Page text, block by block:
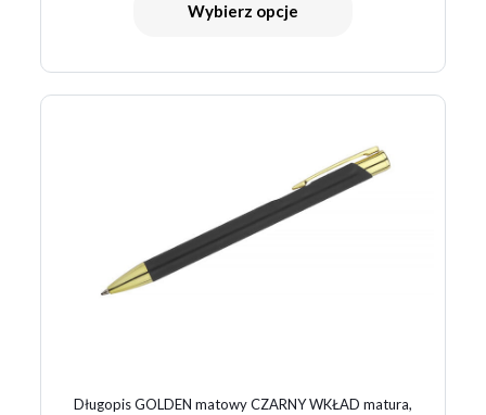
mail*
Wybierz opcje
Długopis GOLDEN matowy CZARNY WKŁAD matura,